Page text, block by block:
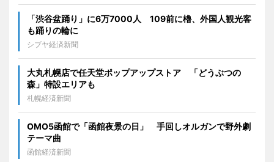
「渋谷盆踊り」に6万7000人 109前に櫓、外国人観光客
も踊りの輪に
シブヤ経済新聞
大丸札幌店で任天堂ポップアップストア 「どうぶつの
森」特設エリアも
札幌経済新聞
OMO5函館で「函館夜景の日」 手回しオルガンで野外劇
テーマ曲
函館経済新聞